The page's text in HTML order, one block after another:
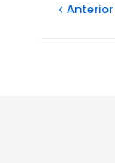
Anterior